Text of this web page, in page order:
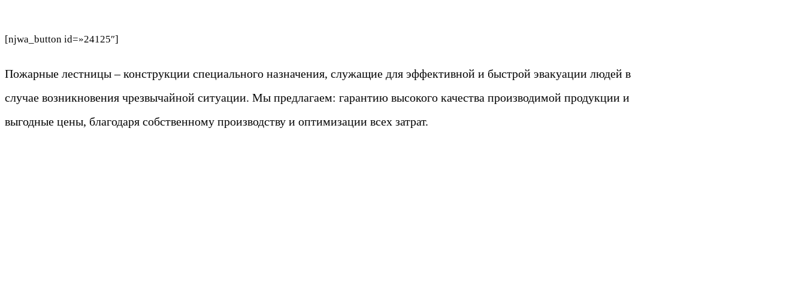
[njwa_button id=»24125″]
Пожарные лестницы – конструкции специального назначения, служащие для эффективной и быстрой эвакуации людей в
случае возникновения чрезвычайной ситуации. Мы предлагаем: гарантию высокого качества производимой продукции и
выгодные цены, благодаря собственному производству и оптимизации всех затрат.